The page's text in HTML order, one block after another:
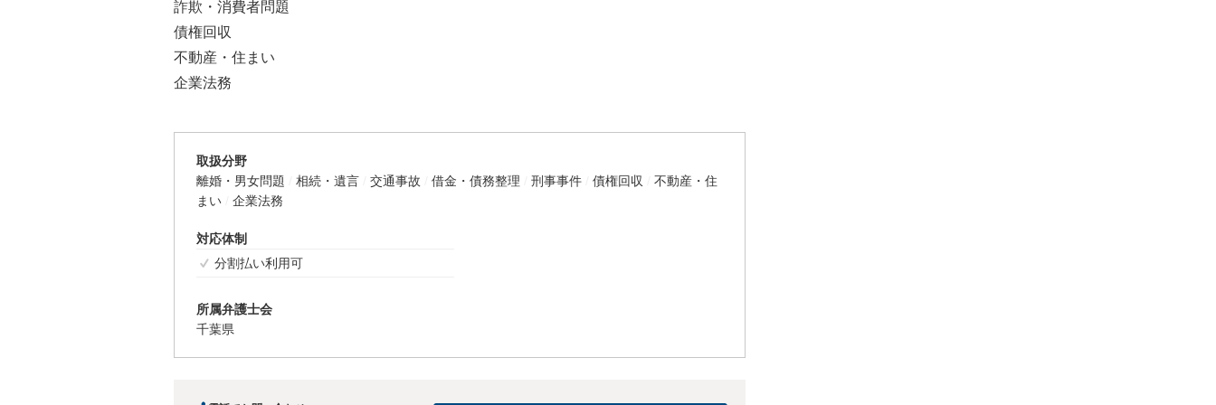
詐欺・消費者問題
債権回収
不動産・住まい
企業法務
取扱分野
離婚・男女問題
相続・遺言 交通事故 借金・債務整理 刑事事件 債権回収
不動産・住
まい
企業法務
対応体制
分割払い利用可
所属弁護士会
千葉県